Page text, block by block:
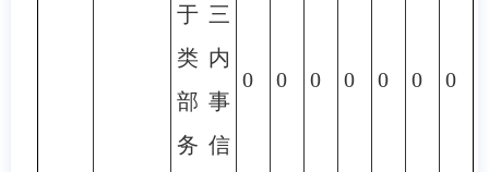
于三
类内
部事
务信
0 0 0 0 0 0 0